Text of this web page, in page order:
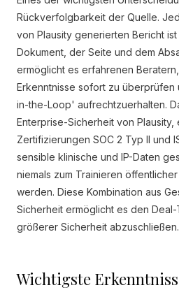
Rückverfolgbarkeit der Quelle.
von Plausity generierten Bericht
Dokument, der Seite und dem
ermöglicht es erfahrenen
Erkenntnisse sofort zu
in-the-Loop' aufrechtzuerhalten.
Enterprise-Sicherheit von Plausity,
Zertifizierungen SOC 2 Typ II und
sensible klinische und IP-Daten
niemals zum Trainieren
werden. Diese Kombination aus
Sicherheit ermöglicht es den
größerer Sicherheit abzuschließen.
Wichtigste